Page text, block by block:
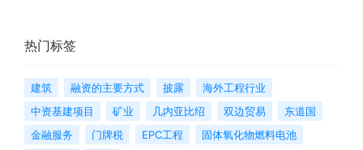
热门标签
建筑 融资的主要方式 披露
海外工程行业
中资基建项目
矿业 几内亚比绍 双边贸易
东道国
金融服务
门牌税 EPC工程
固体氧化物燃料电池